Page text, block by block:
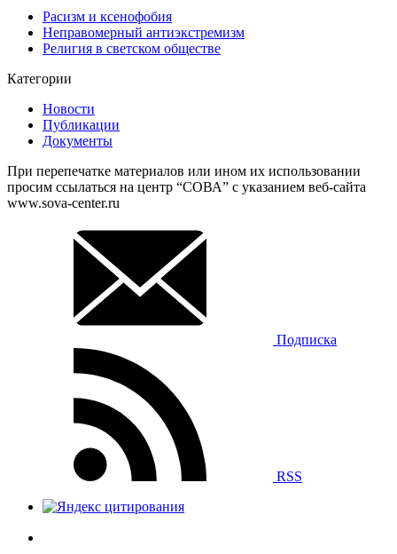
Расизм и ксенофобия
Неправомерный антиэкстремизм
Религия в светском обществе
Категории
Новости
Публикации
Документы
При перепечатке материалов или ином их использовании
просим ссылаться на центр “СОВА” с указанием веб-сайта
www.sova-center.ru
Подписка
RSS